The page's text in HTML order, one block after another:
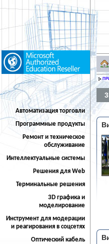
Автоматизация торговли
Программные продукты
Ремонт и техническое
обслуживание
Интеллектуальные системы
Решения для Web
Терминальные решения
3D графика и
моделирование
Инструмент для модерации
и реагирования в соцсетях
Оптический кабель